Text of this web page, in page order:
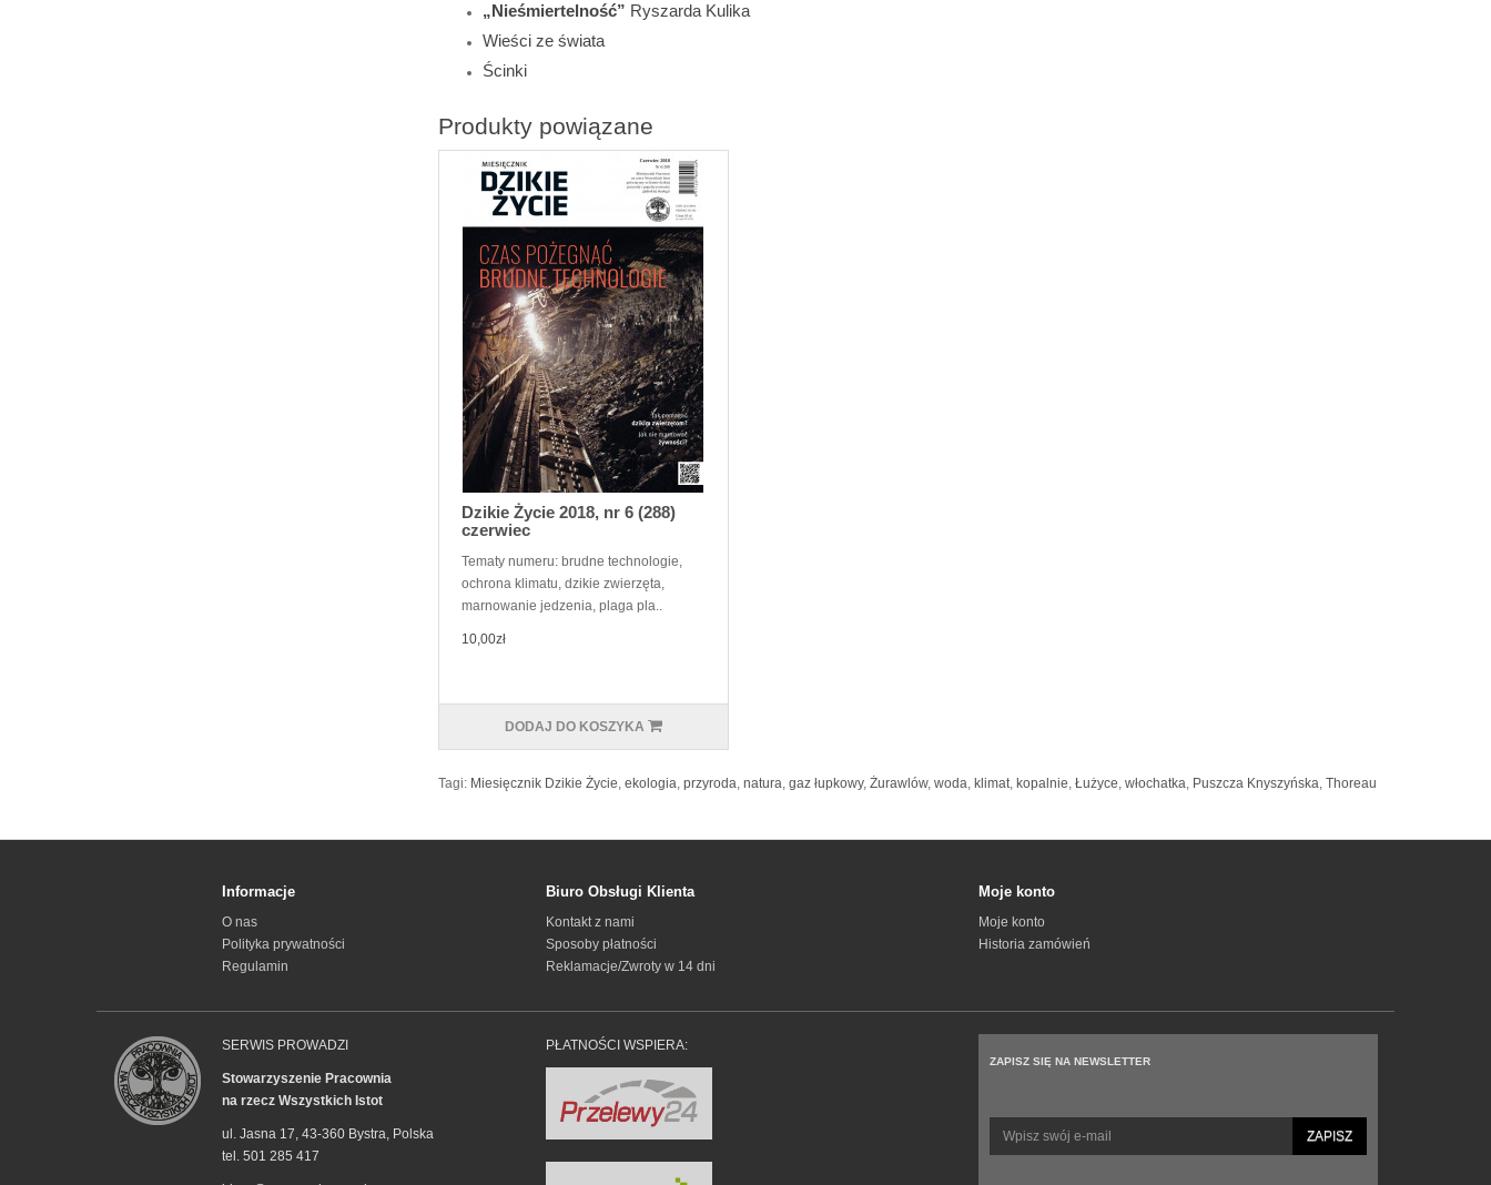
„Nieśmiertelność” Ryszarda Kulika
Wieści ze świata
Ścinki
Produkty powiązane
Dzikie Życie 2018, nr 6 (288)
czerwiec
Tematy numeru: brudne technologie,
ochrona klimatu, dzikie zwierzęta,
marnowanie jedzenia, plaga pla..
10,00zł
DODAJ DO KOSZYKA
Tagi: Miesięcznik Dzikie Życie, ekologia, przyroda, natura, gaz łupkowy, Żurawlów, woda, klimat, kopalnie, Łużyce, włochatka, Puszcza Knyszyńska, Thoreau
Informacje
O nas
Polityka prywatności
Regulamin
Biuro Obsługi Klienta
Kontakt z nami
Sposoby płatności
Reklamacje/Zwroty w 14 dni
Moje konto
Moje konto
Historia zamówień
SERWIS PROWADZI
Stowarzyszenie Pracownia
na rzecz Wszystkich Istot
ul. Jasna 17, 43-360 Bystra, Polska
tel. 501 285 417
PŁATNOŚCI WSPIERA:
ZAPISZ SIĘ NA NEWSLETTER
ZAPISZ